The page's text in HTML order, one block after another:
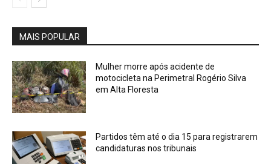
MAIS POPULAR
Mulher morre após acidente de
motocicleta na Perimetral Rogério Silva
em Alta Floresta
Partidos têm até o dia 15 para registrarem
candidaturas nos tribunais